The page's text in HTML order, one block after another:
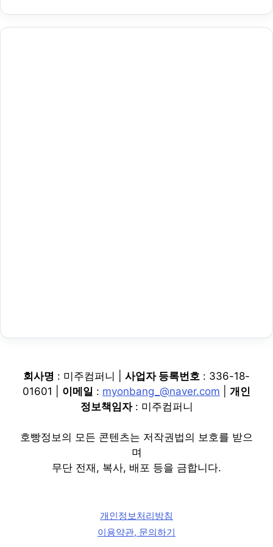
회사명 : 미주컴퍼니 | 사업자 등록번호 : 336-18-
01601 | 이메일 : myonbang_@naver.com
개인
정보책임자: 미주컴퍼니
호빵정보의 모든 콘텐츠는 저작권법의 보호를 받으
며
무단 전재, 복사, 배포 등을 금합니다.
개인정보처리방침
이용약관, 문의하기